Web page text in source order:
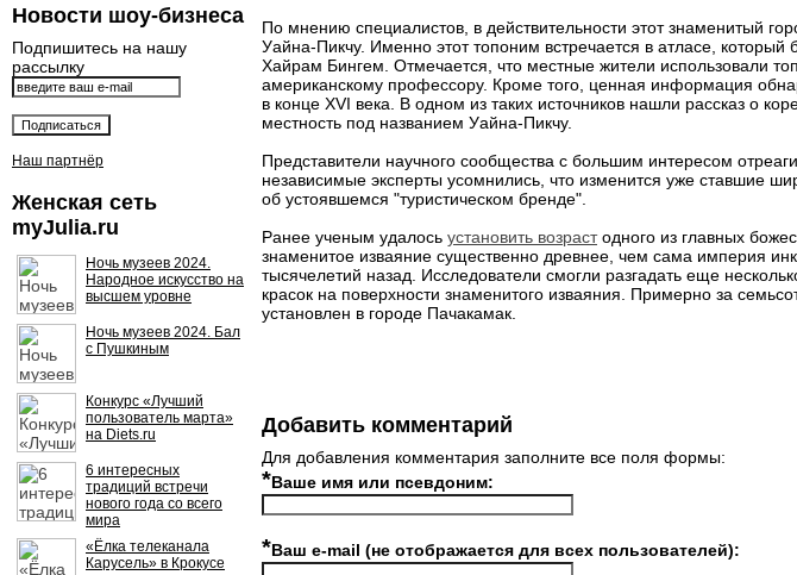
Новости шоу-бизнеса
Подпишитесь на нашу
рассылку
Наш партнёр
Женская сеть
myJulia.ru
Ночь музеев 2024.
Народное искусство на
высшем уровне
Ночь музеев 2024. Бал
с Пушкиным
Конкурс «Лучший
пользователь марта»
на Diets.ru
6 интересных
традиций встречи
нового года со всего
мира
«Ёлка телеканала
Карусель» в Крокусе
По мнению специалистов, в действительности этот знаменитый
Уайна-Пикчу. Именно этот топоним встречается в атласе,
Хайрам Бингем. Отмечается, что местные жители использовали
американскому профессору. Кроме того, ценная информация
в конце XVI века. В одном из таких источников нашли рассказ о
местность под названием Уайна-Пикчу.
Представители научного сообщества с большим интересом
независимые эксперты усомнились, что изменится уже ставшие
об устоявшемся "туристическом бренде".
Ранее ученым удалось установить возрастодного из главных
знаменитое изваяние существенно древнее, чем сама империя
тысячелетий назад. Исследователи смогли разгадать еще
красок на поверхности знаменитого изваяния. Примерно за
установлен в городе Пачакамак.
Добавить комментарий
Для добавления комментария заполните все поля формы:
*Ваше имя или псевдоним:
*Ваш e-mail (не отображается для всех пользователей):